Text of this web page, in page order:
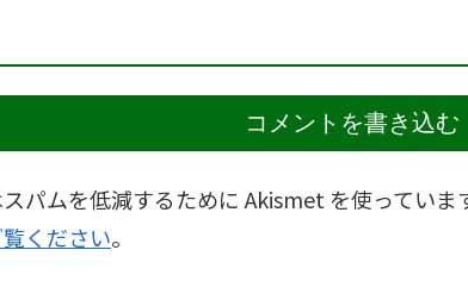
コメントを書き込む
パムを低減するために Akismet を使っていま
ください。